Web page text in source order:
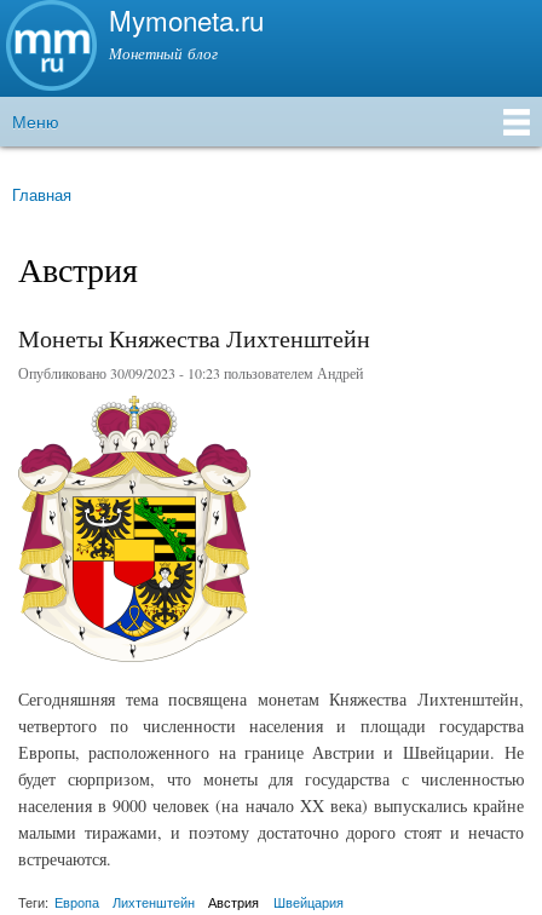
Перейти к
содержанию
Mymoneta.ru
Монетный блог
Главное меню
Меню
Вы здесь
Главная
Австрия
Монеты Княжества Лихтенштейн
Опубликовано 30/09/2023 - 10:23 пользователем Андрей
Сегодняшняя тема посвящена монетам Княжества Лихтенштейн,
четвертого по численности населения и площади государства
Европы, расположенного на границе Австрии и Швейцарии. Не
будет сюрпризом, что монеты для государства с численностью
населения в 9000 человек (на начало XX века) выпускались крайне
малыми тиражами, и поэтому достаточно дорого стоят и нечасто
встречаются.
Теги: Европа Лихтенштейн Австрия Швейцария